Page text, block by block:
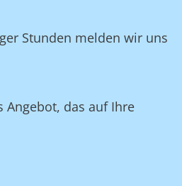
Stunden melden wir uns
Angebot, das auf Ihre